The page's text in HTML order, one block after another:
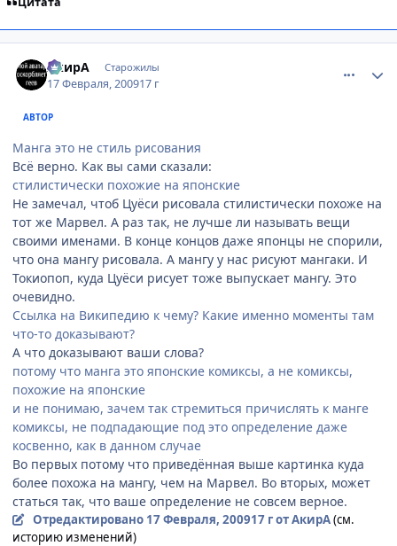
АкирА Старожилы
17 Февраля, 200917 г
АВТОР
Манга это не стиль рисования
Всё верно. Как вы сами сказали:
стилистически похожие на японские
Не замечал, чтоб Цуёси рисовала стилистически похоже на
тот же Марвел. А раз так, не лучше ли называть вещи
своими именами. В конце концов даже японцы не спорили,
что она мангу рисовала. А мангу у нас рисуют мангаки. И
Токиопоп, куда Цуёси рисует тоже выпускает мангу. Это
очевидно.
Ссылка на Википедию к чему? Какие именно моменты там
что-то доказывают?
А что доказывают ваши слова?
потому что манга это японские комиксы, а не комиксы,
похожие на японские
и не понимаю, зачем так стремиться причислять к манге
комиксы, не подпадающие под это определение даже
косвенно, как в данном случае
Во первых потому что приведённая выше картинка куда
более похожа на мангу, чем на Марвел. Во вторых, может
статься так, что ваше определение не совсем верное.
Отредактировано 17 Февраля, 200917 гот АкирА(см.
историю изменений)